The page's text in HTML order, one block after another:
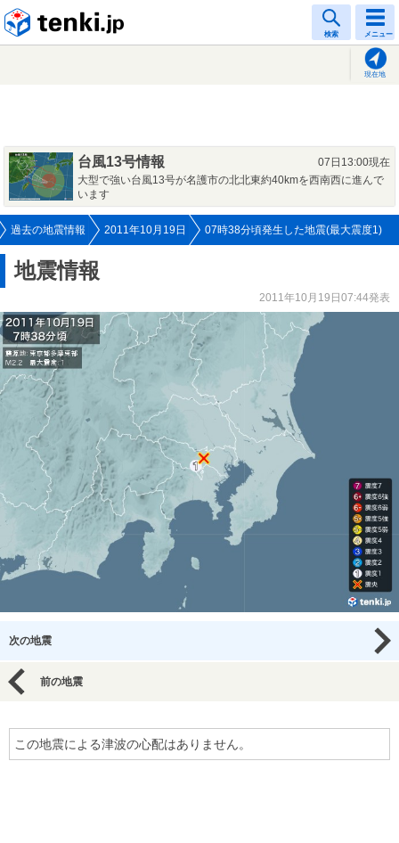
検索 メニュー
現在地
台風13号情報
07日13:00現在
大型で強い台風13号が名護市の北北東約40kmを西南西に進んで
います
過去の地震情報 2011年10月19日 07時38分頃発生した地震(最大震度1)
地震情報
2011年10月19日07:44発表
次の地震
前の地震
この地震による津波の心配はありません。